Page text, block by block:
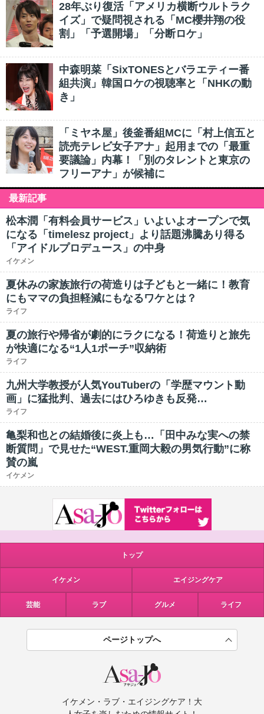
28年ぶり復活「アメリカ横断ウルトラク
イズ」で疑問視される「MC櫻井翔の役
割」「予選開場」「分断ロケ」
中森明菜「SixTONESとバラエティー番
組共演」韓国ロケの視聴率と「NHKの動
き」
「ミヤネ屋」後釜番組MCに「村上信五と
読売テレビ女子アナ」起用までの「最重
要議論」内幕！「別のタレントと東京の
フリーアナ」が候補に
最新記事
松本潤「有料会員サービス」いよいよオープンで気
になる「timelesz project」より話題沸騰あり得る
「アイドルプロデュース」の中身
イケメン
夏休みの家族旅行の荷造りは子どもと一緒に！教育
にもママの負担軽減にもなるワケとは？
ライフ
夏の旅行や帰省が劇的にラクになる！荷造りと旅先
が快適になる“1人1ポーチ”収納術
ライフ
九州大学教授が人気YouTuberの「学歴マウント動
画」に猛批判、過去にはひろゆきも反発…
ライフ
亀梨和也との結婚後に炎上も…「田中みな実への禁
断質問」で見せた“WEST.重岡大毅の男気行動”に称
賛の嵐
イケメン
トップ
イケメン エイジングケア
芸能 ラブ グルメ ライフ
ページトップへ
イケメン・ラブ・エイジングケア！大